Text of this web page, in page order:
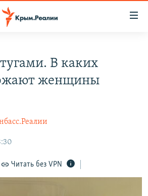
11 ИСТОРИЙ СОПРОТИВЛЕНИЯ
В каких
женщины
Читать без VPN